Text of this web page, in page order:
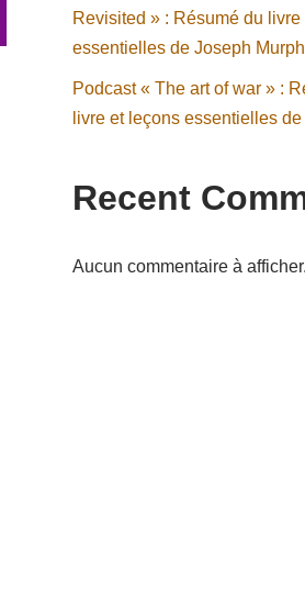
Revisited » : Résumé du
essentielles de Joseph
Podcast « The art of war » :
livre et leçons essentielles
Recent
Aucun commentaire à afficher.